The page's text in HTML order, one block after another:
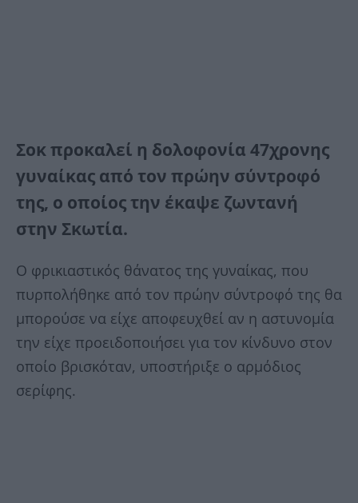
Σοκ προκαλεί η δολοφονία 47χρονης
γυναίκας από τον πρώην σύντροφό
της, ο οποίος την έκαψε ζωντανή
στην Σκωτία.
Ο φρικιαστικός θάνατος της γυναίκας, που
πυρπολήθηκε από τον πρώην σύντροφό της θα
μπορούσε να είχε αποφευχθεί αν η αστυνομία
την είχε προειδοποιήσει για τον κίνδυνο στον
οποίο βρισκόταν, υποστήριξε ο αρμόδιος
σερίφης.